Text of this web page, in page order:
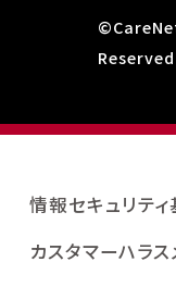
Reserved
情報セキュリテ
カスタマーハラス